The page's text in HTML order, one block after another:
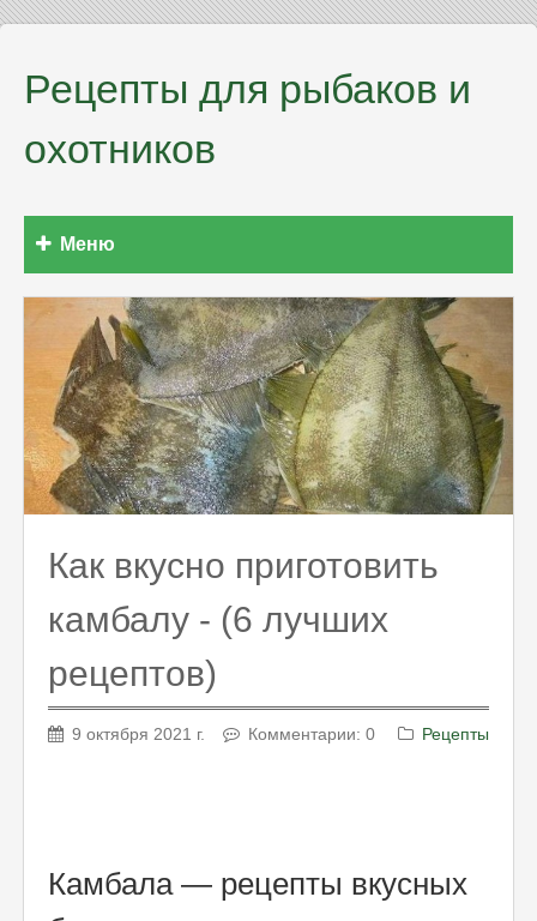
Рецепты для рыбаков и
охотников
Меню
Как вкусно приготовить
камбалу - (6 лучших
рецептов)
9 октября 2021 г. Комментарии: 0 Рецепты
Камбала — рецепты вкусных